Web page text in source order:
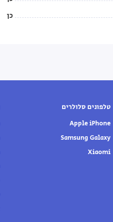
כן
טלפונים סלולרים
Apple iPhone
Samsung Galaxy
Xiaomi